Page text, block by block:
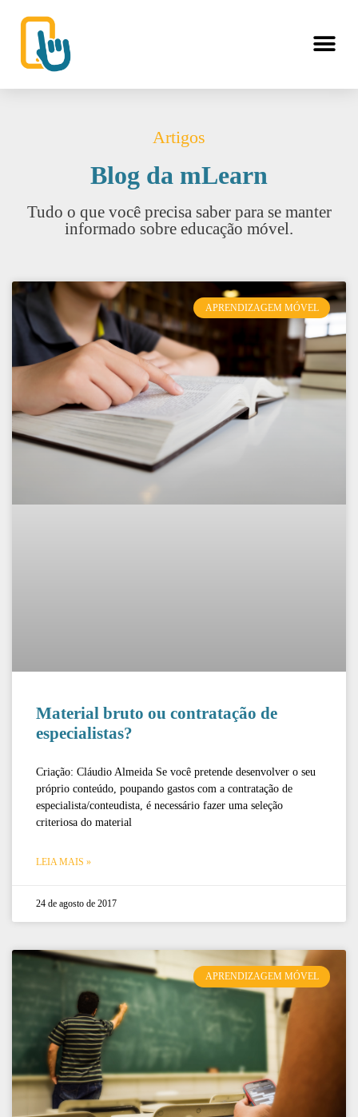
Artigos
Blog da mLearn
Tudo o que você precisa saber para se manter
informado sobre educação móvel.
APRENDIZAGEM MÓVEL
Material bruto ou contratação de
especialistas?
Criação: Cláudio Almeida Se você pretende desenvolver o seu
próprio conteúdo, poupando gastos com a contratação de
especialista/conteudista, é necessário fazer uma seleção
criteriosa do material
LEIA MAIS »
24 de agosto de 2017
APRENDIZAGEM MÓVEL